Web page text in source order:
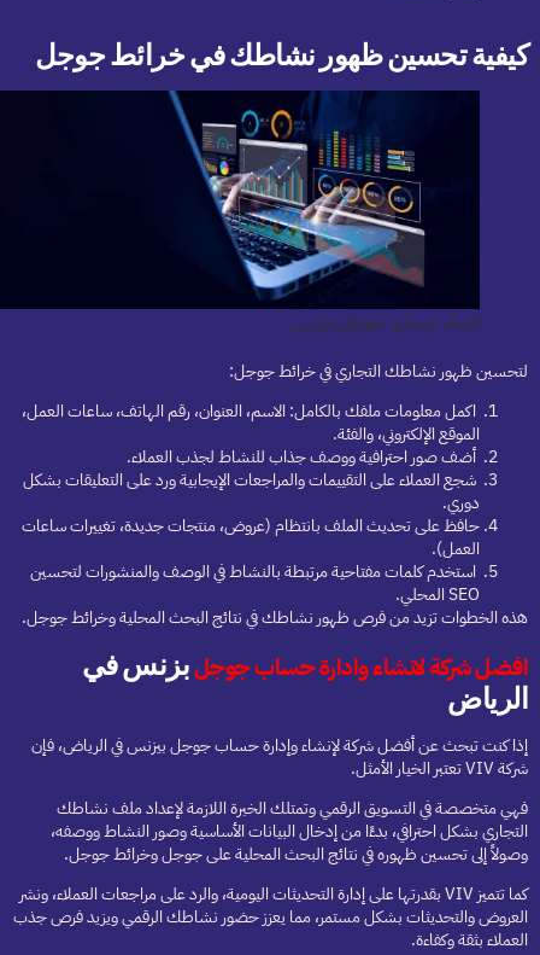
كيفية تحسين ظهور نشاطك في خرائط جوجل
انشاء حساب جوجل بيزنس
لتحسين ظهور نشاطك التجاري في خرائط جوجل:
اكمل معلومات ملفك بالكامل: الاسم، العنوان، رقم الهاتف، ساعات العمل،
الموقع الإلكتروني، والفئة.
أضف صور احترافية ووصف جذاب للنشاط لجذب العملاء.
شجع العملاء على التقييمات والمراجعات الإيجابية ورد على التعليقات بشكل
دوري.
حافظ على تحديث الملف بانتظام (عروض، منتجات جديدة، تغييرات ساعات
العمل).
استخدم كلمات مفتاحية مرتبطة بالنشاط في الوصف والمنشورات لتحسين
SEO المحلي.
هذه الخطوات تزيد من فرص ظهور نشاطك في نتائج البحث المحلية وخرائط جوجل.
افضل شركة لانشاء وادارة حساب جوجلبزنس في
الرياض
إذا كنت تبحث عن أفضل شركة لإنشاء وإدارة حساب جوجل بيزنس في الرياض، فإن
شركة VIV تعتبر الخيار الأمثل.
فهي متخصصة في التسويق الرقمي وتمتلك الخبرة اللازمة لإعداد ملف نشاطك
التجاري بشكل احترافي، بدءًا من إدخال البيانات الأساسية وصور النشاط ووصفه،
وصولاً إلى تحسين ظهوره في نتائج البحث المحلية على جوجل وخرائط جوجل.
كما تتميز VIV بقدرتها على إدارة التحديثات اليومية، والرد على مراجعات العملاء، ونشر
العروض والتحديثات بشكل مستمر، مما يعزز حضور نشاطك الرقمي ويزيد فرص جذب
العملاء بثقة وكفاءة.